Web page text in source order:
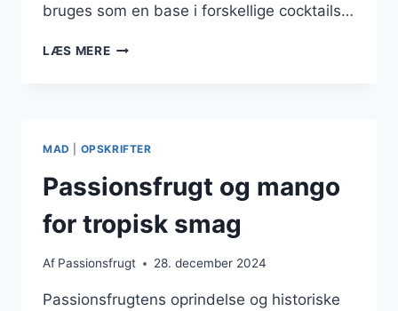
bruges som en base i forskellige cocktails…
LÆS MEREPASSIONSFRUGT
MAD OPSKRIFTER
Passionsfrugt og mango
for tropisk smag
Af Passionsfrugt 28. december 2024
Passionsfrugtens oprindelse og historiske